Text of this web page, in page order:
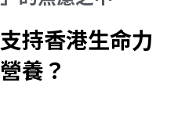
持香港生命力
養？